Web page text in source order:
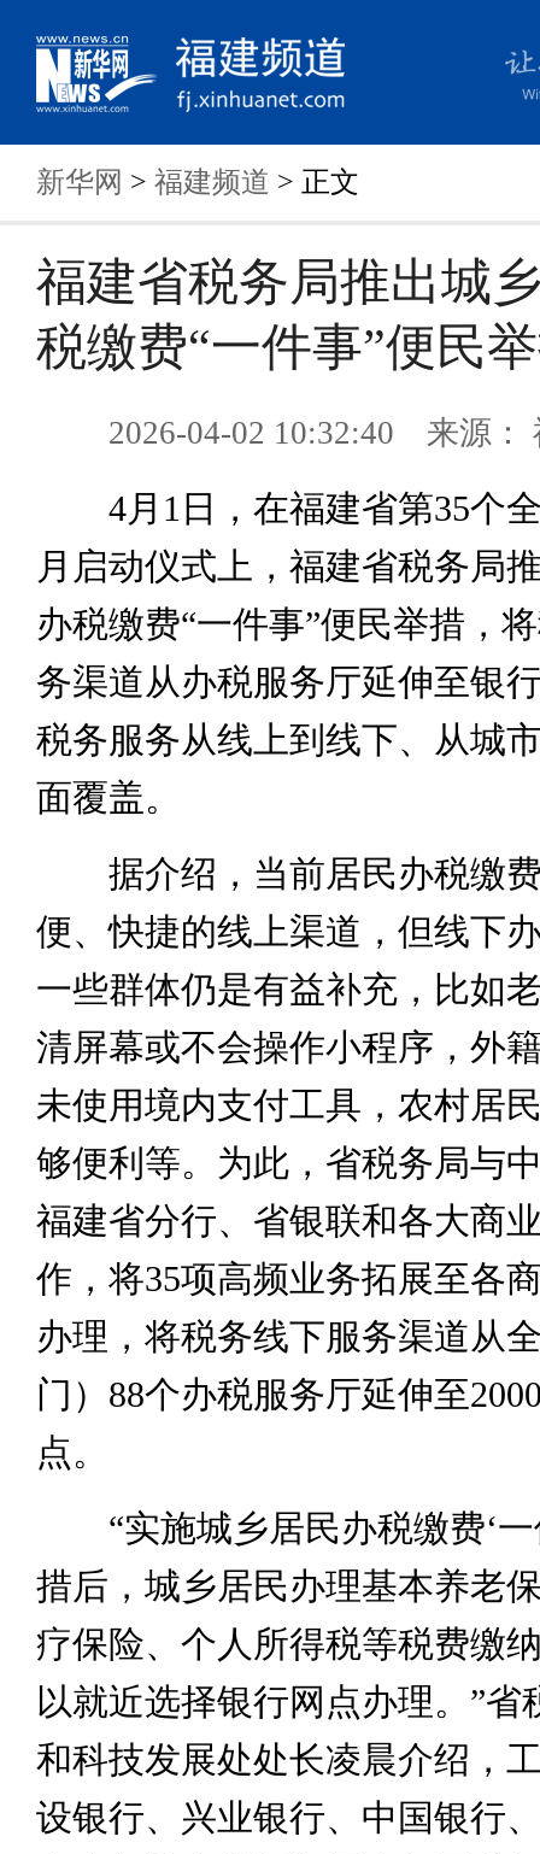
新华网 > 福建频道 > 正文
福建省税务局推出城
税缴费“一件事”便民
2026-04-02 10:32:40 来源：
4月1日，在福建省第35个
月启动仪式上，福建省税务局
办税缴费“一件事”便民举措，
务渠道从办税服务厅延伸至银
税务服务从线上到线下、从城
面覆盖。
据介绍，当前居民办税缴费
便、快捷的线上渠道，但线下
一些群体仍是有益补充，比如
清屏幕或不会操作小程序，外
未使用境内支付工具，农村居
够便利等。为此，省税务局与
福建省分行、省银联和各大商
作，将35项高频业务拓展至各
办理，将税务线下服务渠道从
门）88个办税服务厅延伸至
点。
“实施城乡居民办税缴费‘一
措后，城乡居民办理基本养老
疗保险、个人所得税等税费缴
以就近选择银行网点办理。”省
和科技发展处处长凌晨介绍，
设银行、兴业银行、中国银行